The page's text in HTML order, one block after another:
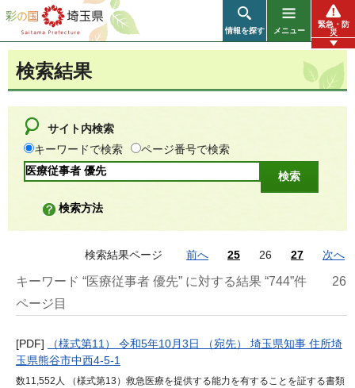
彩の国 埼玉県
情報を探す メニュー
緊急・防
災
検索結果
サイト内検索
キーワードで検索
ページ番号で検索
検索方法
検索結果ページ 前へ 25 26 27 次へ
キーワード “医療従事者 優先” に対する結果 “744”件
26
ページ目
[PDF]
（様式第11） 令和5年10月3日 （宛先） 埼玉県知事 住所埼
玉県熊谷市中西4-5-1
数11,552人 （様式第13）救急医療を提供する能力を有することを証する書類